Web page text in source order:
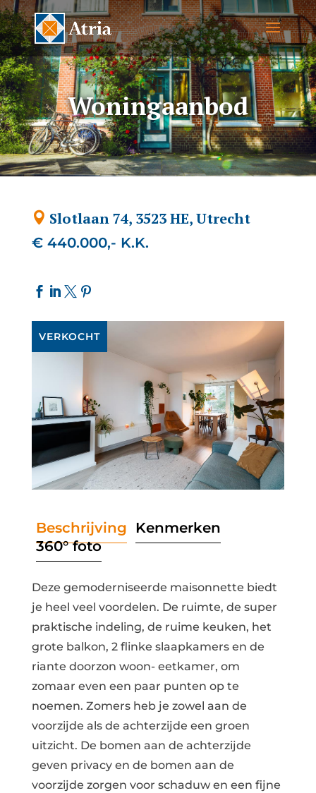
Woningaanbod
Slotlaan 74, 3523 HE, Utrecht
€ 440.000,- K.K.
VERKOCHT
Beschrijving Kenmerken
360° foto
Deze gemoderniseerde maisonnette biedt
je heel veel voordelen. De ruimte, de super
praktische indeling, de ruime keuken, het
grote balkon, 2 flinke slaapkamers en de
riante doorzon woon- eetkamer, om
zomaar even een paar punten op te
noemen. Zomers heb je zowel aan de
voorzijde als de achterzijde een groen
uitzicht. De bomen aan de achterzijde
geven privacy en de bomen aan de
voorzijde zorgen voor schaduw en een fijne